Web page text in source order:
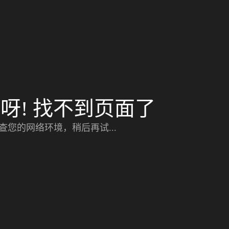
! 找不到页面了
您的网络环境，稍后再试...